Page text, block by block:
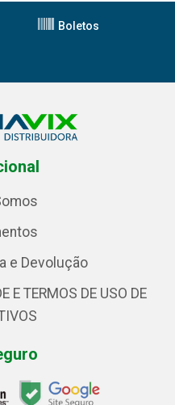
Boletos
e Devolução
E TERMOS DE USO DE